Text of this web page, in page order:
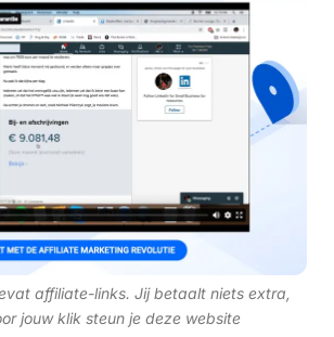
affiliate-links. Jij betaalt niets extra,
jouw klik steun je deze website